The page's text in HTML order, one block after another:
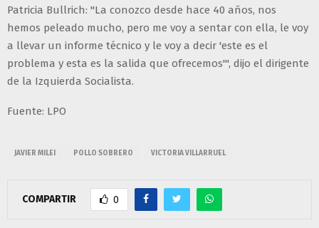
Patricia Bullrich: "La conozco desde hace 40 años, nos
hemos peleado mucho, pero me voy a sentar con ella, le voy
a llevar un informe técnico y le voy a decir 'este es el
problema y esta es la salida que ofrecemos'", dijo el dirigente
de la Izquierda Socialista.
Fuente: LPO
JAVIER MILEI POLLO SOBRERO VICTORIA VILLARRUEL
COMPARTIR 0